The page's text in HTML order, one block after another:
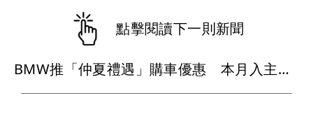
點擊閱讀下一則新聞
BMW推「仲夏禮遇」購車優惠 本月入主送晶華三天兩夜、低月付5,900元起